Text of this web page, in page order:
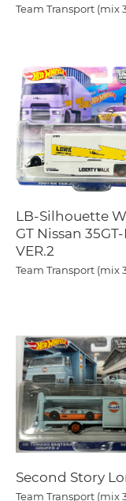
Team Transport (mix
LB-Silhouette
GT Nissan 35GT-
VER.2
Team Transport (mix
Second Story
Team Transport (mix